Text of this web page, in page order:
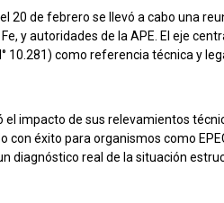
20 de febrero se llevó a cabo una
y autoridades de la APE. El eje
10.281) como referencia técnica y
el impacto de sus relevamientos
con éxito para organismos como
diagnóstico real de la situación